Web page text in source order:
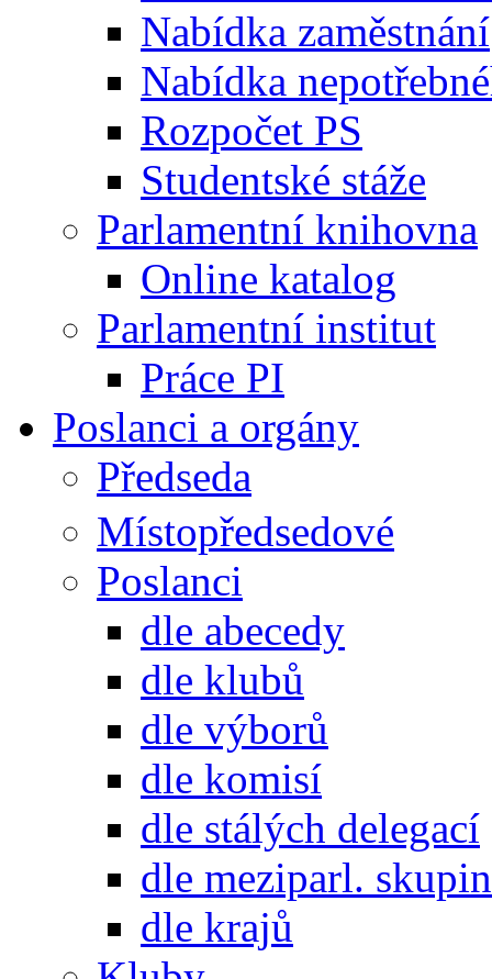
Nabídka zaměstnání
Nabídka
Rozpočet PS
Studentské stáže
Parlamentní knihovna
Online katalog
Parlamentní institut
Práce PI
Poslanci a orgány
Předseda
Místopředsedové
Poslanci
dle abecedy
dle klubů
dle výborů
dle komisí
dle stálých delegací
dle meziparl. skupin
dle krajů